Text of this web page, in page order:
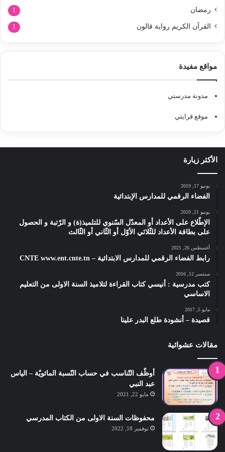
رمضان 1
القرآن الكريم رواية قالون 1
مواقع مفيدة
مدونة مدرستي
موقع قرايتي
الأكثر زيارة
يونيو 17, 2019
الفضاء الرقمي للمدارس الإبتدائية
يونيو 21, 2020
الإطّلاع على الأعداد أو المعدّل السّنوي للتلميذ(ة) و الرّتبة و الحصول
على بطاقة الأعداد للثّلاثي الأوّل أو الثّاني أو الثّالث
أغسطس 26, 2021
رابط الفضاء الرقمي للمدارس الابتدائية – CNTE www.ent.cnte.tn
سبتمبر 12, 2016
كتب مدرسية : أنيسي كتاب القراءة لتلاميذ السنة الاولى من التعليم
الاساسي
مايو 5, 2017
قصيدة – أنشودة طلع البدر علينا
مقالات عشوائية
أوظّف التّناسب في حساب النّسبة المائويّة – الياس
عبد النبي
مايو 22, 2021
محفوظات السنة الاولى من الكتاب المدرسي
نوفمبر 18, 2022